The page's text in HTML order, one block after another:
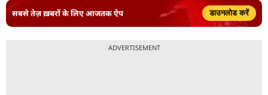
सबसे तेज़ ख़बरों के लिए आजतक ऐप डाउनलोड करें
ADVERTISEMENT